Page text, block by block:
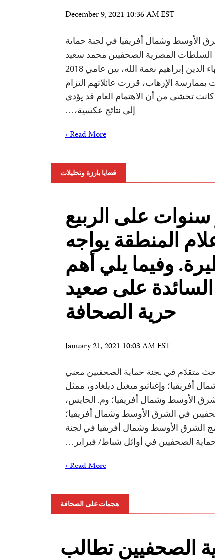
December 9, 2021 10:36 AM EST
الأوسط وشمال أفريقيا في لجنة حماية
السلطات المصرية الصحفيين محمد سعيد
فهمي، وهشام عبد العزيز، وبهاء الدين إبراهيم نعمة الله، بين عامي 2018
بممارسة الإرهاب، قررت عائلاتهم التزام
تخشى من أن الاهتمام العام قد يؤدي
إلى نتائج عكسية،…
Read More ›
قضايا بارزة وتحليلات
على الربيع
المنطقة يواجه
وفيما يلي أهم
السائدة على صعيد
حرية الصحافة
January 21, 2021 10:03 AM EST
متقدّم في لجنة حماية الصحفيين معني
أفريقيا؛ وإغناثيو ميغيل ديلغادو، ممثل
الأوسط وشمال أفريقيا؛ وم. الحايس،
في الشرق الأوسط وشمال أفريقيا؛
الشرق الأوسط وشمال أفريقيا في لجنة
حماية الصحفيين في أوائل شباط/ فبراير…
Read More ›
هجمات على الصحافة
الصحفيين تطالب